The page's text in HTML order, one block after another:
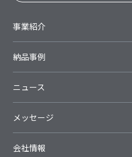
事業紹介
納品事例
ニュース
メッセージ
会社情報